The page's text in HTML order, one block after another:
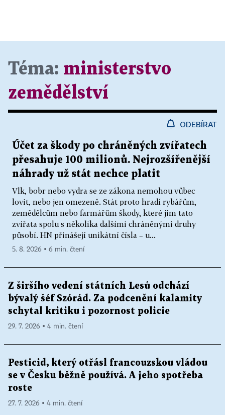
Téma: ministerstvo
zemědělství
ODEBÍRAT
Účet za škody po chráněných zvířatech
přesahuje 100 milionů. Nejrozšířenější
náhrady už stát nechce platit
Vlk, bobr nebo vydra se ze zákona nemohou vůbec
lovit, nebo jen omezeně. Stát proto hradí rybářům,
zemědělcům nebo farmářům škody, které jim tato
zvířata spolu s několika dalšími chráněnými druhy
působí. HN přinášejí unikátní čísla – u...
5. 8. 2026 ▪ 6 min. čtení
Z širšího vedení státních Lesů odchází
bývalý šéf Szórád. Za podcenění kalamity
schytal kritiku i pozornost policie
29. 7. 2026 ▪ 4 min. čtení
Pesticid, který otřásl francouzskou vládou
se v Česku běžně používá. A jeho spotřeba
roste
27. 7. 2026 ▪ 4 min. čtení